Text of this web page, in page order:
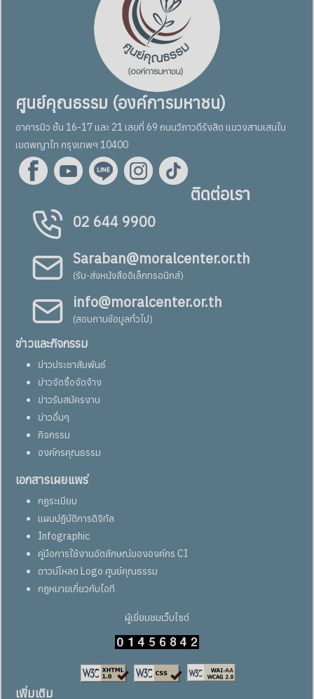
ศูนย์คุณธรรม (องค์การมหาชน)
อาคารมิว ชั้น 16-17 และ 21 เลขที่ 69 ถนนวิภาวดีรังสิต แขวงสามเสนใน
เขตพญาไท กรุงเทพฯ 10400
ติดต่อเรา
02 644 9900
Saraban@moralcenter.or.th
(รับ-ส่งหนังสืออิเล็กทรอนิกส์)
info@moralcenter.or.th
(สอบถามข้อมูลทั่วไป)
ข่าวและกิจกรรม
ข่าวประชาสัมพันธ์
ข่าวจัดซื้อจัดจ้าง
ข่าวรับสมัครงาน
ข่าวอื่นๆ
กิจกรรม
องค์กรคุณธรรม
เอกสารเผยแพร่
กฏระเบียบ
แผนปฏิบัติการดิจิทัล
Infographic
คู่มือการใช้งานอัตลักษณ์ขององค์กร CI
ดาวน์โหลด Logo ศูนย์คุณธรรม
กฎหมายเกี่ยวกับไอที
ผู้เยี่ยมชมเว็บไซต์
เพิ่มเติม